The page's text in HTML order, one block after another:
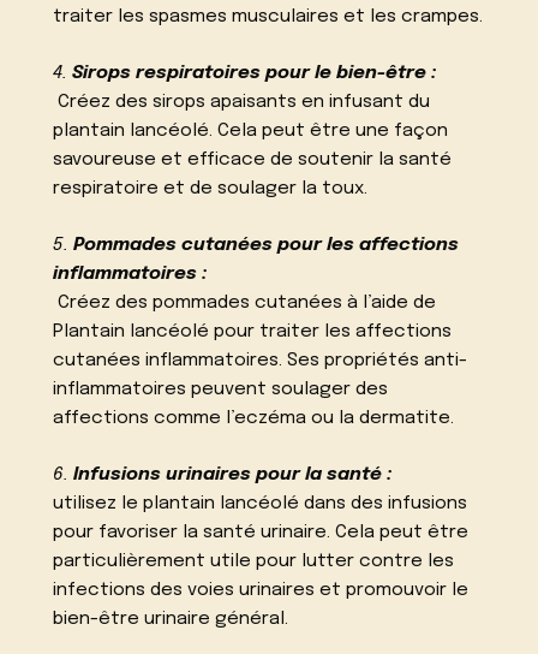
traiter les spasmes musculaires et les crampes.
4.Sirops respiratoires pour le bien-être :
Créez des sirops apaisants en infusant du
plantain lancéolé. Cela peut être une façon
savoureuse et efficace de soutenir la santé
respiratoire et de soulager la toux.
5.Pommades cutanées pour les affections
inflammatoires :
Créez des pommades cutanées à l’aide de
Plantain lancéolé pour traiter les affections
cutanées inflammatoires. Ses propriétés anti-
inflammatoires peuvent soulager des
affections comme l’eczéma ou la dermatite.
6.Infusions urinaires pour la santé :
utilisez le plantain lancéolé dans des infusions
pour favoriser la santé urinaire. Cela peut être
particulièrement utile pour lutter contre les
infections des voies urinaires et promouvoir le
bien-être urinaire général.